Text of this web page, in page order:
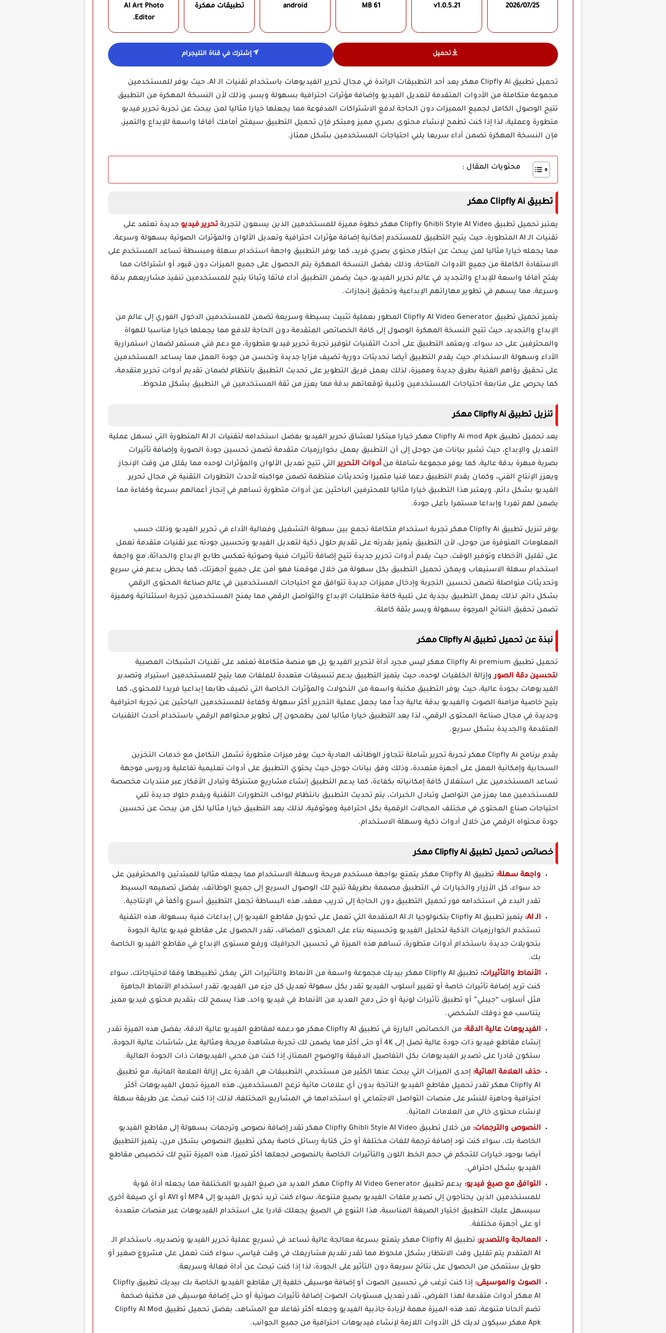
2026/07/25
v1.0.5.21
61 MB
android تطبيقات مهكرة
AI Art Photo
Editor.
تحميل إشترك في قناة التليجرام
تحميل تطبيق Clipfly Ai مهكر يعد أحد التطبيقات الرائدة في مجال تحرير الفيديوهات باستخدام تقنيات الـ AI، حيث يوفر للمستخدمين
مجموعة متكاملة من الأدوات المتقدمة لتعديل الفيديو وإضافة مؤثرات احترافية بسهولة ويسر، وذلك لأن النسخة المهكرة من التطبيق
تتيح الوصول الكامل لجميع المميزات دون الحاجة لدفع الاشتراكات المدفوعة مما يجعلها خيارا مثاليا لمن يبحث عن تجربة تحرير فيديو
متطورة وعملية، لذا إذا كنت تطمح لإنشاء محتوى بصري مميز ومبتكر فإن تحميل التطبيق سيفتح أمامك آفاقا واسعة للإبداع والتميز،
فإن النسخة المهكرة تضمن أداء سريعا يلبي احتياجات المستخدمين بشكل ممتاز.
محتويات المقال :
تطبيق Clipfly Ai مهكر
يعتبر تحميل تطبيق Clipfly Ghibli Style AI Video مهكر خطوة مميزة للمستخدمين الذين يسعون لتجربة تحرير فيديو جديدة تعتمد على
تقنيات الـ AI المتطورة، حيث يتيح التطبيق للمستخدم إمكانية إضافة مؤثرات احترافية وتعديل الألوان والمؤثرات الصوتية بسهولة وسرعة،
مما يجعله خيارا مثاليا لمن يبحث عن ابتكار محتوى بصري فريد، كما يوفر التطبيق واجهة استخدام سهلة ومبسطة تساعد المستخدم على
الاستفادة الكاملة من جميع الأدوات المتاحة، وذلك بفضل النسخة المهكرة يتم الحصول على جميع الميزات دون قيود أو اشتراكات مما
يفتح آفاقا واسعة للإبداع والتجديد في عالم تحرير الفيديو، حيث يضمن التطبيق أداء فائقا وثباتا يتيح للمستخدمين تنفيذ مشاريعهم بدقة
وسرعة، مما يسهم في تطوير مهاراتهم الإبداعية وتحقيق إنجازات.
يتميز تحميل تطبيق Clipfly AI Video Generator المطور بعملية تثبيت بسيطة وسريعة تضمن للمستخدمين الدخول الفوري إلى عالم من
الإبداع والتجديد، حيث تتيح النسخة المهكرة الوصول إلى كافة الخصائص المتقدمة دون الحاجة للدفع مما يجعلها خيارا مناسبا للهواة
والمحترفين على حد سواء، ويعتمد التطبيق على أحدث التقنيات لتوفير تجربة تحرير فيديو متطورة، مع دعم فني مستمر لضمان استمرارية
الأداء وسهولة الاستخدام، حيث يقدم التطبيق أيضا تحديثات دورية تضيف مزايا جديدة وتحسن من جودة العمل مما يساعد المستخدمين
على تحقيق رؤاهم الفنية بطرق جديدة ومميزة، لذلك يعمل فريق التطوير على تحديث التطبيق بانتظام لضمان تقديم أدوات تحرير متقدمة،
كما يحرص على متابعة احتياجات المستخدمين وتلبية توقعاتهم بدقة مما يعزز من ثقة المستخدمين في التطبيق بشكل ملحوظ.
تنزيل تطبيق Clipfly Ai مهكر
يعد تحميل تطبيق Clipfly Ai mod Apk مهكر خيارا مبتكرا لعشاق تحرير الفيديو بفضل استخدامه لتقنيات الـ AI المتطورة التي تسهل عملية
التعديل والإبداع، حيث تشير بيانات من جوجل إلى أن التطبيق يعمل بخوارزميات متقدمة تضمن تحسين جودة الصورة وإضافة تأثيرات
بصرية مبهرة بدقة عالية، كما يوفر مجموعة شاملة من أدوات التحريرالتي تتيح تعديل الألوان والمؤثرات لوحده مما يقلل من وقت الإنجاز
ويعزز الإنتاج الفني، وكمان يقدم التطبيق دعما فنيا متميزا وتحديثات منتظمة تضمن مواكبته لأحدث التطورات التقنية في مجال تحرير
الفيديو بشكل دائم، ويعتبر هذا التطبيق خيارا مثاليا للمحترفين الباحثين عن أدوات متطورة تساهم في إنجاز أعمالهم بسرعة وكفاءة مما
يضمن لهم تفردا وإبداعا مستمرا بأعلى جودة.
يوفر تنزيل تطبيق Clipfly Ai مهكر تجربة استخدام متكاملة تجمع بين سهولة التشغيل وفعالية الأداء في تحرير الفيديو وذلك حسب
المعلومات المتوفرة من جوجل، لأن التطبيق يتميز بقدرته على تقديم حلول ذكية لتعديل الفيديو وتحسين جودته عبر تقنيات متقدمة تعمل
على تقليل الأخطاء وتوفير الوقت، حيث يقدم أدوات تحرير جديدة تتيح إضافة تأثيرات فنية وصوتية تعكس طابع الإبداع والحداثة، مع واجهة
استخدام سهلة الاستيعاب ويمكن تحميل التطبيق بكل سهولة من خلال موقعنا فهو آمن على جميع أجهزتك، كما يحظى بدعم فني سريع
وتحديثات متواصلة تضمن تحسين التجربة وإدخال مميزات جديدة تتوافق مع احتياجات المستخدمين في عالم صناعة المحتوى الرقمي
بشكل دائم، لذلك يعمل التطبيق بجدية على تلبية كافة متطلبات الإبداع والتواصل الرقمي مما يمنح المستخدمين تجربة استثنائية ومميزة
تضمن تحقيق النتائج المرجوة بسهولة ويسر بثقة كاملة.
نبذة عن تحميل تطبيق Clipfly Ai مهكر
تحميل تطبيق Clipfly Ai premium مهكر ليس مجرد أداة لتحرير الفيديو بل هو منصة متكاملة تعتمد على تقنيات الشبكات العصبية
لتحسين دقة الصوروإزالة الخلفيات لوحده، حيث يتميز التطبيق بدعم تنسيقات متعددة للملفات مما يتيح للمستخدمين استيراد وتصدير
الفيديوهات بجودة عالية، حيث يوفر التطبيق مكتبة واسعة من التحولات والمؤثرات الخاصة التي تضيف طابعا إبداعيا فريدا للمحتوى، كما
يتيح خاصية مزامنة الصوت والفيديو بدقة عالية جداً مما يجعل عملية التحرير أكثر سهولة وكفاءة للمستخدمين الباحثين عن تجربة احترافية
وجديدة في مجال صناعة المحتوى الرقمي، لذا يعد التطبيق خيارا مثاليا لمن يطمحون إلى تطوير محتواهم الرقمي باستخدام أحدث التقنيات
المتقدمة والجديدة بشكل سريع.
يقدم برنامج Clipfly Ai مهكر تجربة تحرير شاملة تتجاوز الوظائف العادية حيث يوفر ميزات متطورة تشمل التكامل مع خدمات التخزين
السحابية وإمكانية العمل على أجهزة متعددة، وذلك وفق بيانات جوجل حيث يحتوي التطبيق على أدوات تعليمية تفاعلية ودروس موجهة
تساعد المستخدمين على استغلال كافة إمكانياته بكفاءة، كما يدعم التطبيق إنشاء مشاريع مشتركة وتبادل الأفكار عبر منتديات مخصصة
للمستخدمين مما يعزز من التواصل وتبادل الخبرات، يتم تحديث التطبيق بانتظام ليواكب التطورات التقنية ويقدم حلولا جديدة تلبي
احتياجات صناع المحتوى في مختلف المجالات الرقمية بكل احترافية وموثوقية، لذلك يعد التطبيق خيارا مثاليا لكل من يبحث عن تحسين
جودة محتواه الرقمي من خلال أدوات ذكية وسهلة الاستخدام.
خصائص تحميل تطبيق Clipfly Ai مهكر
واجهة سهلة:
تطبيق Clipfly AI مهكر يتمتع بواجهة مستخدم مريحة وسهلة الاستخدام مما يجعله مثاليا للمبتدئين والمحترفين على
حد سواء، كل الأزرار والخيارات في التطبيق مصممة بطريقة تتيح لك الوصول السريع إلى جميع الوظائف، بفضل تصميمه البسيط
تقدر البدء في استخدامه فور تحميل التطبيق دون الحاجة إلى تدريب معقد، هذه البساطة تجعل التطبيق أسرع وأكفأ في الإنتاجية.
الـ AI:
يتميز تطبيق Clipfly AI بتكنولوجيا الـ AI المتقدمة التي تعمل على تحويل مقاطع الفيديو إلى إبداعات فنية بسهولة، هذه التقنية
تستخدم الخوارزميات الذكية لتحليل الفيديو وتحسينه بناء على المحتوى المضاف، تقدر الحصول على مقاطع فيديو عالية الجودة
بتحويلات جديدة باستخدام أدوات متطورة، تساهم هذه الميزة في تحسين الجرافيك ورفع مستوى الإبداع في مقاطع الفيديو الخاصة
بك.
الأنماط والتأثيرات:
تطبيق Clipfly AI مهكر بيديك مجموعة واسعة من الأنماط والتأثيرات التي يمكن تظبيطها وفقا لاحتياجاتك، سواء
كنت تريد إضافة تأثيرات خاصة أو تغيير أسلوب الفيديو تقدر بكل سهولة تعديل كل جزء من الفيديو، تقدر استخدام الأنماط الجاهزة
مثل أسلوب “جيبلي” أو تطبيق تأثيرات لونية أو حتى دمج العديد من الأنماط في فيديو واحد، هذا يسمح لك بتقديم محتوى فيديو مميز
يتناسب مع ذوقك الشخصي.
الفيديوهات عالية الدقة:
من الخصائص البارزة في تطبيق Clipfly AI مهكر هو دعمه لمقاطع الفيديو عالية الدقة، بفضل هذه الميزة تقدر
إنشاء مقاطع فيديو ذات جودة عالية تصل إلى 4K أو حتى أكثر مما يضمن لك تجربة مشاهدة مريحة ومثالية على شاشات عالية الجودة،
ستكون قادرا على تصدير الفيديوهات بكل التفاصيل الدقيقة والوضوح الممتاز، إذا كنت من محبي الفيديوهات ذات الجودة العالية.
حذف العلامة المائية: إحدى الميزات التي يبحث عنها الكثير من مستخدمي التطبيقات هي القدرة على إزالة العلامة المائية، مع تطبيق
Clipfly AI مهكر تقدر تحميل مقاطع الفيديو الناتجة بدون أي علامات مائية تزعج المستخدمين، هذه الميزة تجعل الفيديوهات أكثر
احترافية وجاهزة للنشر على منصات التواصل الاجتماعي أو استخدامها في المشاريع المختلفة، لذلك إذا كنت تبحث عن طريقة سهلة
لإنشاء محتوى خالي من العلامات المائية.
النصوص والترجمات:
من خلال تطبيق Clipfly Ghibli Style AI Video مهكر تقدر إضافة نصوص وترجمات بسهولة إلى مقاطع الفيديو
الخاصة بك، سواء كنت تود إضافة ترجمة للغات مختلفة أو حتى كتابة رسائل خاصة يمكن تطبيق النصوص بشكل مرن، يتميز التطبيق
أيضا بوجود خيارات للتحكم في حجم الخط اللون والتأثيرات الخاصة بالنصوص لجعلها أكثر تميزا، هذه الميزة تتيح لك تخصيص مقاطع
الفيديو بشكل احترافي.
التوافق مع صيغ فيديو:
يدعم تطبيق Clipfly AI Video Generator مهكر العديد من صيغ الفيديو المختلفة مما يجعله أداة قوية
للمستخدمين الذين يحتاجون إلى تصدير ملفات الفيديو بصيغ متنوعة، سواء كنت تريد تحويل الفيديو إلى MP4 أو AVI أو أي صيغة أخرى
سيسهل عليك التطبيق اختيار الصيغة المناسبة، هذا التنوع في الصيغ يجعلك قادرا على استخدام الفيديوهات عبر منصات متعددة
أو على أجهزة مختلفة.
المعالجة والتصدير:
تطبيق Clipfly AI مهكر يتمتع بسرعة معالجة عالية تساعد في تسريع عملية تحرير الفيديو وتصديره، باستخدام الـ
AI المتقدم يتم تقليل وقت الانتظار بشكل ملحوظ مما تقدر تقديم مشاريعك في وقت قياسي، سواء كنت تعمل على مشروع صغير أو
طويل ستتمكن من الحصول على نتائج سريعة دون التأثير على الجودة، لذا إذا كنت تبحث عن أداة فعالة وسريعة.
الصوت والموسيقى:
إذا كنت ترغب في تحسين الصوت أو إضافة موسيقى خلفية إلى مقاطع الفيديو الخاصة بك بيديك تطبيق Clipfly
AI مهكر أدوات متقدمة لهذا الغرض، تقدر تعديل مستويات الصوت إضافة تأثيرات صوتية أو حتى إضافة موسيقى من مكتبة ضخمة
تضم ألحانا متنوعة، تعد هذه الميزة مهمة لزيادة جاذبية الفيديو وجعله أكثر تفاعلا مع المشاهد، بفضل تحميل تطبيق Clipfly AI Mod
Apk مهكر سيكون لديك كل الأدوات اللازمة لإنشاء فيديوهات احترافية من جميع الجوانب.